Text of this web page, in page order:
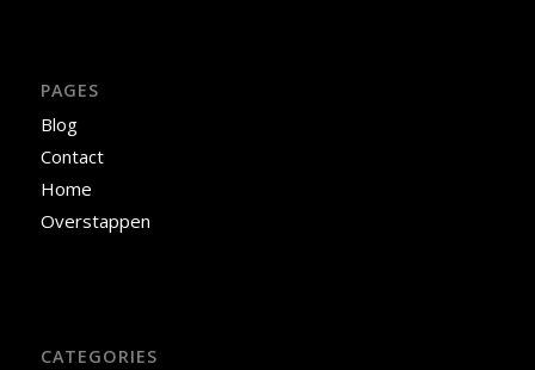
PAGES
Blog
Contact
Home
Overstappen
CATEGORIES